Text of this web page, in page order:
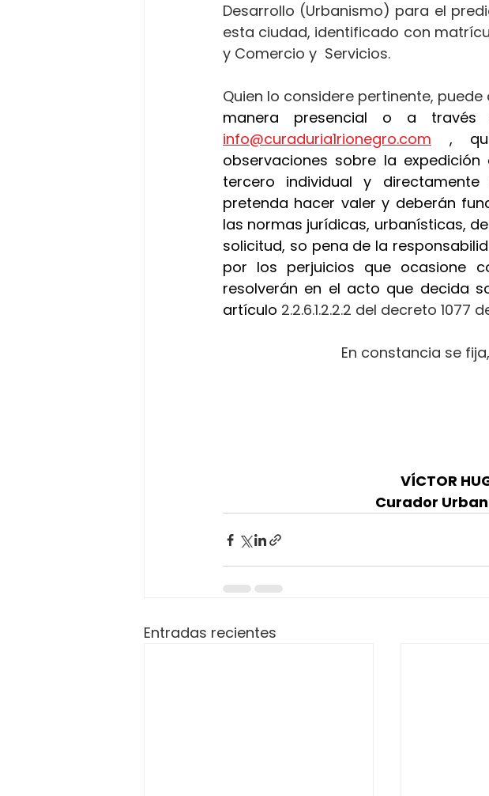
Desarrollo (Urbanismo) para el
esta ciudad, identificado con
y Comercio y  Servicios.
Quien lo considere pertinente,
info@curaduria1rionegro.com ,
observaciones sobre la
tercero individual y
pretenda hacer valer y deberán
las normas jurídicas, urbanísticas,
solicitud, so pena de la
por los perjuicios que ocasione
resolverán en el acto que decida
artículo 2.2.6.1.2.2.2 del decreto 1077
En constancia se
VÍCTOR
Curador
Entradas recientes